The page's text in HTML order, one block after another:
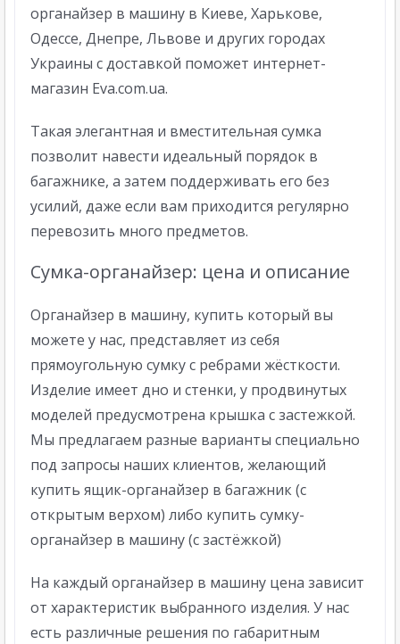
органайзер в машину в Киеве, Харькове,
Одессе, Днепре, Львове и других городах
Украины с доставкой поможет интернет-
магазин Eva.com.ua.
Такая элегантная и вместительная сумка
позволит навести идеальный порядок в
багажнике, а затем поддерживать его без
усилий, даже если вам приходится регулярно
перевозить много предметов.
Сумка-органайзер: цена и описание
Органайзер в машину, купить который вы
можете у нас, представляет из себя
прямоугольную сумку с ребрами жёсткости.
Изделие имеет дно и стенки, у продвинутых
моделей предусмотрена крышка с застежкой.
Мы предлагаем разные варианты специально
под запросы наших клиентов, желающий
купить ящик-органайзер в багажник (с
открытым верхом) либо купить сумку-
органайзер в машину (с застёжкой)
На каждый органайзер в машину цена зависит
от характеристик выбранного изделия. У нас
есть различные решения по габаритным